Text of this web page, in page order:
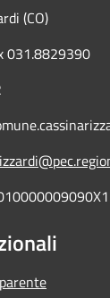
(CO)
031.8829390